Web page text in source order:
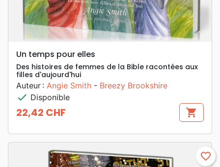
Un temps pour elles
Des histoires de femmes de la Bible racontées aux
filles d'aujourd'hui
Auteur : Angie Smith - Breezy Brookshire
check Disponible
Prix
22,42 CHF shopping_cart
favorite_border